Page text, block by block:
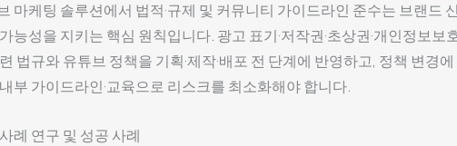
마케팅 솔루션에서 법적·규제 및 커뮤니티 가이드라인 준수는 브랜드
능성을 지키는 핵심 원칙입니다. 광고 표기·저작권·초상권·개인정보보
법규와 유튜브 정책을 기획·제작·배포 전 단계에 반영하고, 정책 변경
부 가이드라인·교육으로 리스크를 최소화해야 합니다.
례 연구 및 성공 사례